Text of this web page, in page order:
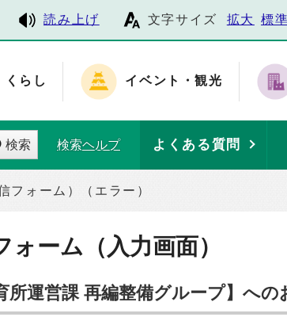
読み上げ 文字サイズ 拡大 標準
くらし イベント・観光
検索 検索ヘルプ よくある質問
フォーム）（エラー）
ーム（入力画面）
所運営課 再編整備グループ】への